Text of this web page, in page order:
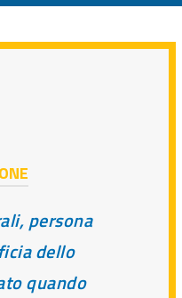
persona
dello
quando